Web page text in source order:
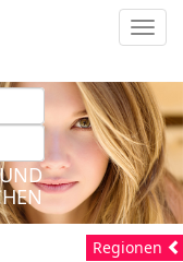
Regionen